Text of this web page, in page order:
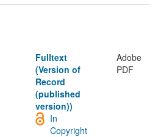
Fulltext
(Version of
Record
(published
version))
Adobe
PDF
In
Copyright